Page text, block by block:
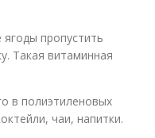
пропустить
Такая витаминная
в полиэтиленовых
чаи, напитки.